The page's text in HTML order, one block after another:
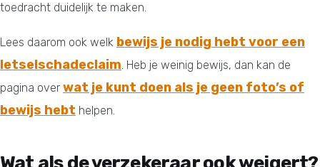
toedracht duidelijk te maken.
Lees daarom ook welk bewijs je nodig hebt voor een
letselschadeclaim. Heb je weinig bewijs, dan kan de
pagina over wat je kunt doen als je geen foto’s of
bewijs hebt helpen.